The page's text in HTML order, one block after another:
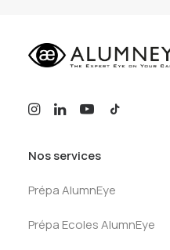
Nos services
Prépa AlumnEye
Prépa Ecoles AlumnEye